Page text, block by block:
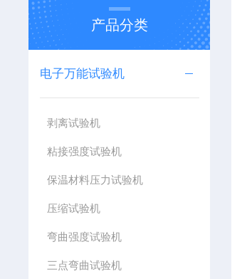
产品分类
电子万能试验机
剥离试验机
粘接强度试验机
保温材料压力试验机
压缩试验机
弯曲强度试验机
三点弯曲试验机